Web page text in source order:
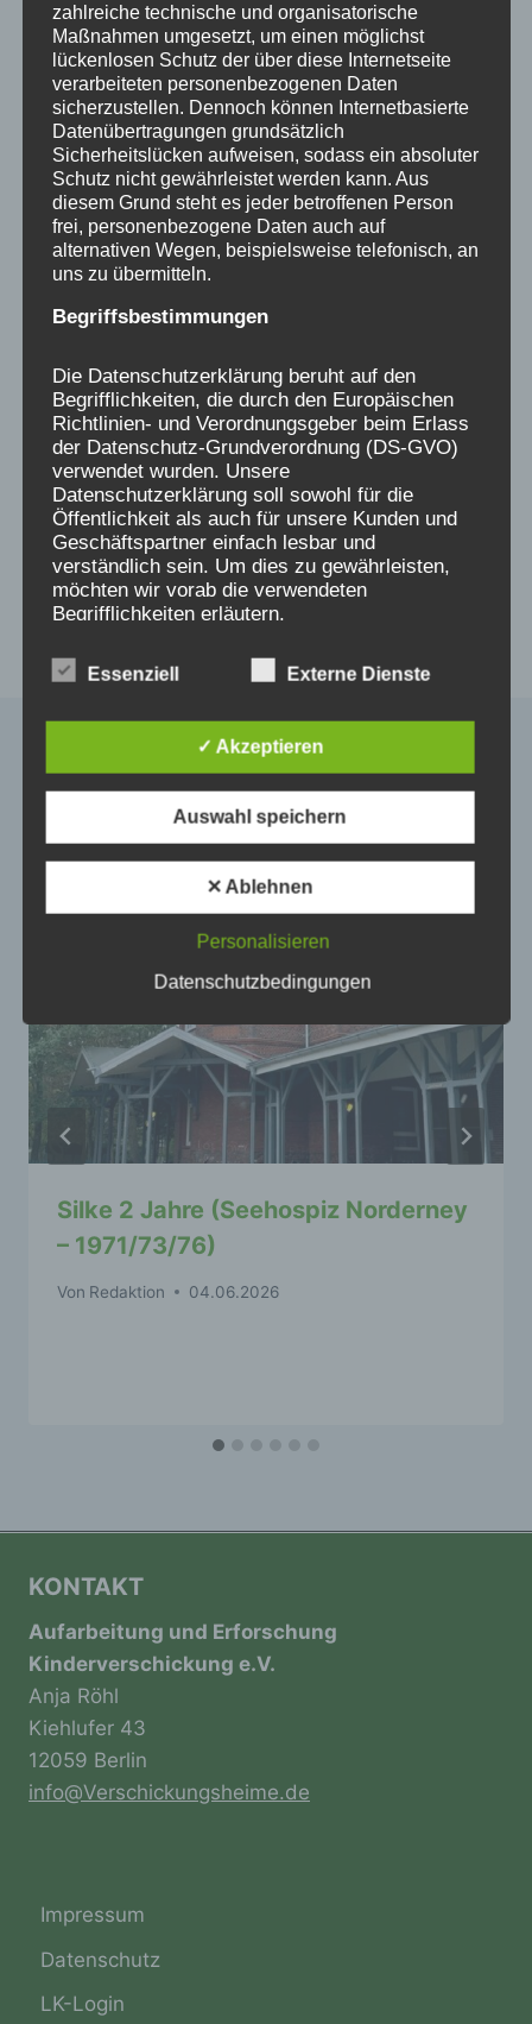
Verschickung Betroffenen, aber auch die ersten
Schritte der Aufarbeitung. Das Thema ist in der
Zwischenzeit u.a. von der Bundeszentrale für
politische Bildung, von Medien und von der
Politik aufgenommen worden. Es betrifft nicht
nur die (ehemaligen) Kinder selbst, sondern es
ist ein gesellschaftliches Problem, denn es
zeigt auch, wie längst überholt geglaubte
historische Kontinuitäten bis heute wirken.
gern an:0176-24324947
Beitragsnavigation
ZURÜCK
Sylvia Wagner
berichtet von der
Umsetzung der
Medikamentenstudie:
WEITER
Tipps zum Umgang
mit Individual-
Anfragen an
Krankenkassen
Ähnliche Beiträge
Silke 2 Jahre (Seehospiz Norderney
– 1971/73/76)
Von Redaktion 04.06.2026
KONTAKT
Aufarbeitung und Erforschung
Kinderverschickung e.V.
Anja Röhl
Kiehlufer 43
12059 Berlin
info@Verschickungsheime.de
Impressum
Datenschutz
LK-Login
zahlreiche technische und organisatorische
Maßnahmen umgesetzt, um einen möglichst
lückenlosen Schutz der über diese Internetseite
verarbeiteten personenbezogenen Daten
sicherzustellen. Dennoch können Internetbasierte
Datenübertragungen grundsätzlich
Sicherheitslücken aufweisen, sodass ein absoluter
Schutz nicht gewährleistet werden kann. Aus
diesem Grund steht es jeder betroffenen Person
frei, personenbezogene Daten auch auf
alternativen Wegen, beispielsweise telefonisch, an
uns zu übermitteln.
Begriffsbestimmungen
Die Datenschutzerklärung beruht auf den
Begrifflichkeiten, die durch den Europäischen
Richtlinien- und Verordnungsgeber beim Erlass
der Datenschutz-Grundverordnung (DS-GVO)
verwendet wurden. Unsere
Datenschutzerklärung soll sowohl für die
Öffentlichkeit als auch für unsere Kunden und
Geschäftspartner einfach lesbar und
verständlich sein. Um dies zu gewährleisten,
möchten wir vorab die verwendeten
Begrifflichkeiten erläutern.
Wir verwenden in dieser Datenschutzerklärung
unter anderem die folgenden Begriffe:
Personenbezogene Daten sind alle
Informationen, die sich auf eine identifizierte
oder identifizierbare natürliche Person (im
Folgenden „betroffene Person") beziehen.
Als identifizierbar wird eine natürliche
insbesondere mittels Zuordnung zu einer
Kennnummer, zu Standortdaten, zu einer
Online-Kennung oder zu einem oder
mehreren besonderen Merkmalen, die
Ausdruck der physischen, physiologischen,
genetischen, psychischen, wirtschaftlichen,
kulturellen oder sozialen Identität dieser
kann.
b) betroffene Person
Verarbeitung ist jeder mit oder ohne Hilfe
automatisierter Verfahren ausgeführte
Vorgang oder jede solche Vorgangsreihe im
Zusammenhang mit personenbezogenen
Daten wie das Erheben, das Erfassen, die
Organisation, das Ordnen, die Speicherung,
die Anpassung oder Veränderung, das
die Offenlegung durch Übermittlung,
Verbreitung oder eine andere Form der
d) Einschränkung der Verarbeitung
Einschränkung der Verarbeitung ist die
Essenziell Externe Dienste
✓ Akzeptieren
Auswahl speichern
✕ Ablehnen
Personalisieren
Datenschutzbedingungen